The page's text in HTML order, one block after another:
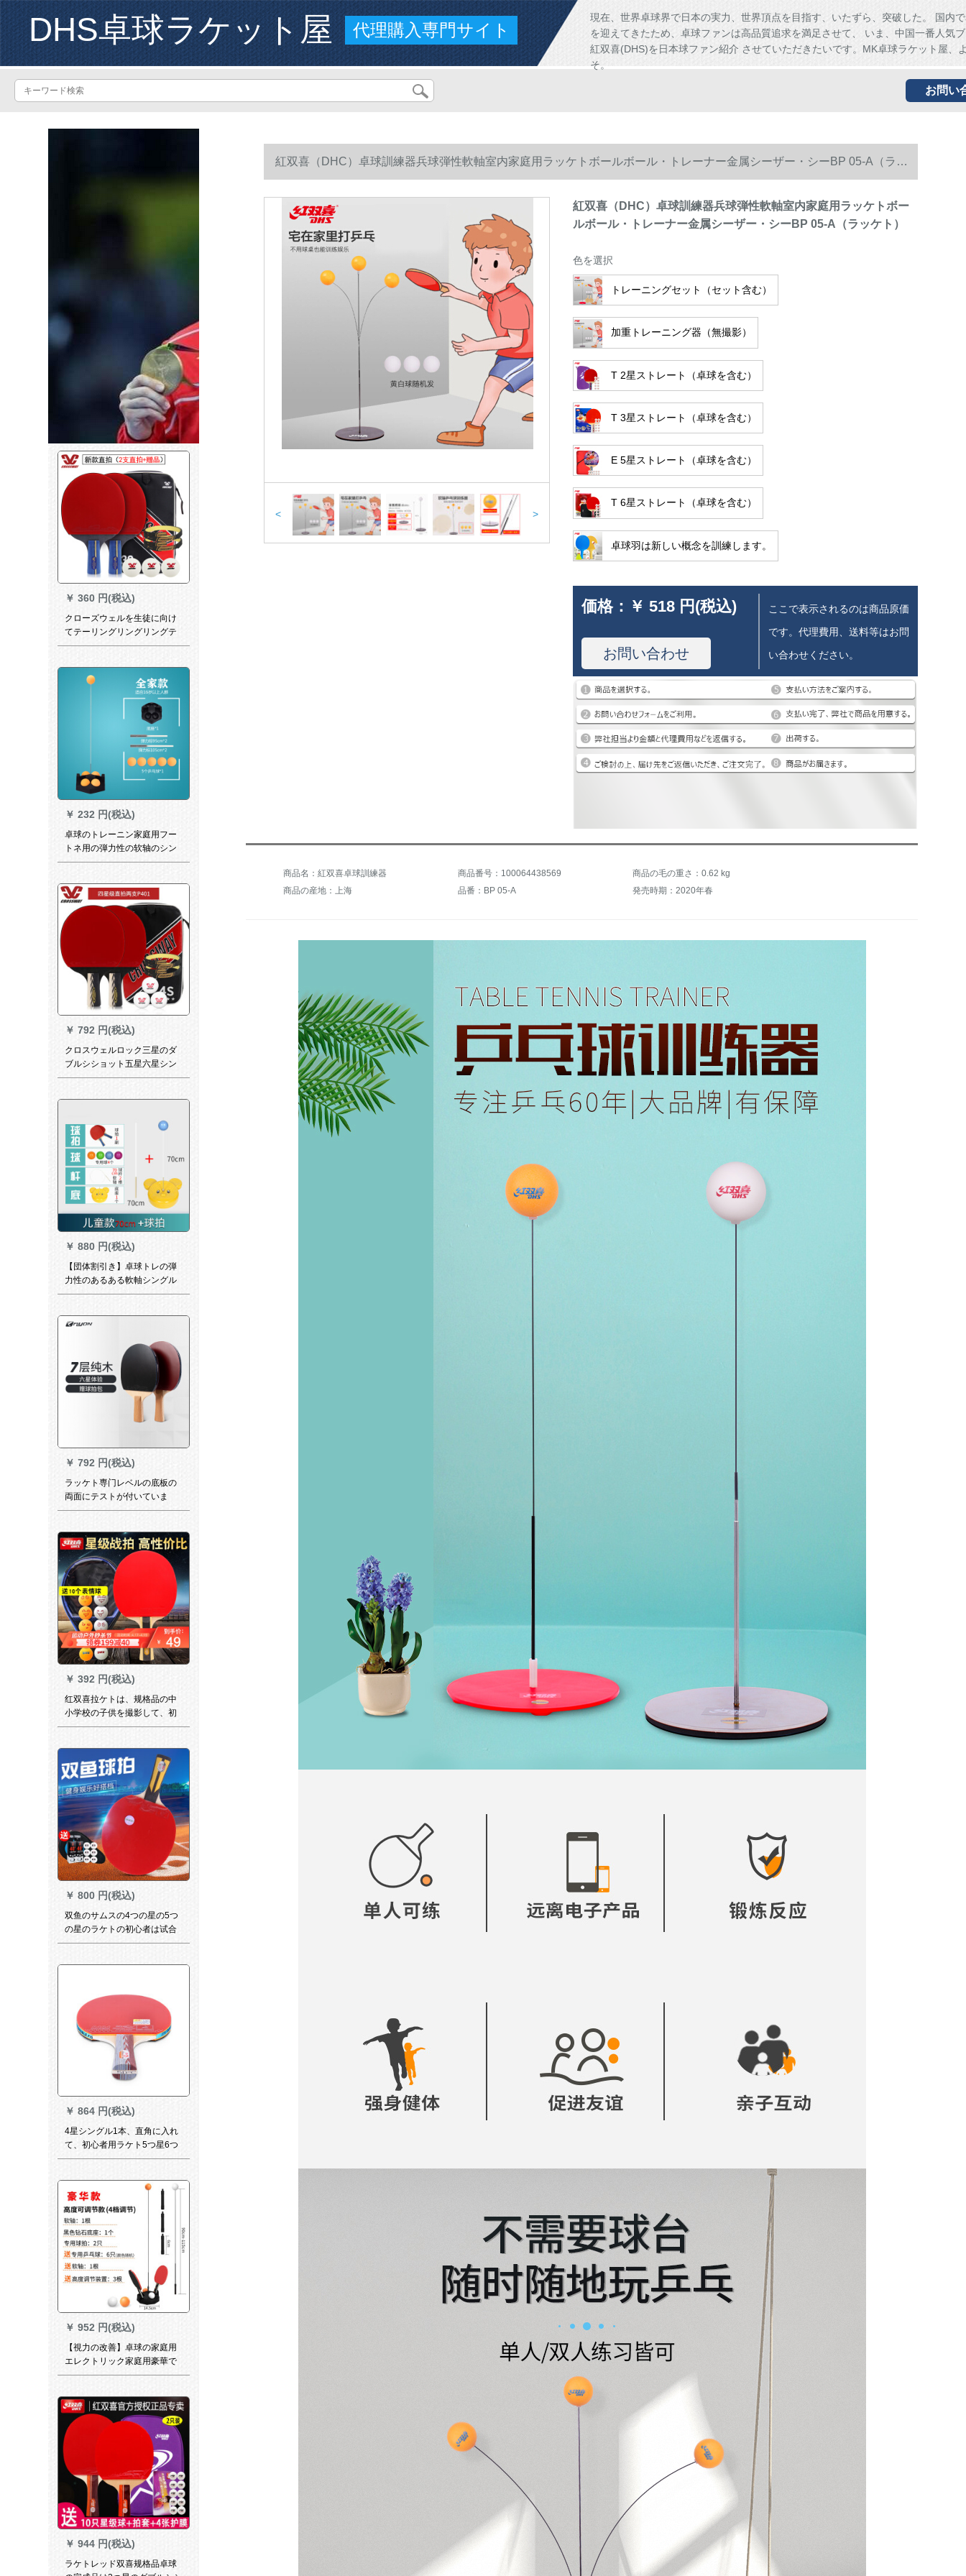
DHS卓球ラケット屋 代理購入専門サイト
現在、世界卓球界で日本の実力、世界頂点を目指す、いたずら、突破した。 国内
を迎えてきたため、卓球ファンは高品質追求を満足させて、 いま、中国一番人気
紅双喜(DHS)を日本球ファン紹介 させていただきたいです。MK卓球ラケット屋、
そ。
お問い
￥ 360 円(税込)
クローズウェルを生徒に向け
てテーリングリングリングテ
スト用卓球シュートシュート
￥ 232 円(税込)
卓球のトレーニン家庭用フー
トネ用の弾力性の软轴のシン
グはボレーの利器を训练しま
￥ 792 円(税込)
クロスウェルロック三星のダ
ブルシショット五星六星シン
グルス攻撃用シーベルトの直
￥ 880 円(税込)
【団体割引き】卓球トレの弾
力性のあるある軟軸シングル
は、近視防止オモチャラッケ
かって、付け金を供給しま
2本＋4つのボア＋ラッケト）
￥ 792 円(税込)
ラッケト専门レベルの底板の
両面にテストが付いていま
す。大人向けのトレーニング
板です。斜め柄の取り手で
す。
￥ 392 円(税込)
红双喜拉ケトは、规格品の中
小学校の子供を撮影して、初
心者に向けて、くまの逆ゴム
星を入れて、ダブルの逆ゴム
ムの単写を撮ります。
￥ 800 円(税込)
双鱼のサムスの4つの星の5つ
の星のラケトの初心者は试合
の専门の兵を训练していま
￥ 864 円(税込)
4星シングル1本、直角に入れ
て、初心者用ラケト5つ星6つ
の専门レベルの新しい4つの星
￥ 952 円(税込)
【視力の改善】卓球の家庭用
エレクトリック家庭用豪華で
大人用の写真があります。
￥ 944 円(税込)
ラケトレッド双喜规格品卓球
紅双喜（DHC）卓球訓練器兵球弾性軟軸室内家庭用ラッケトボールボール・トレーナー金属シーザー・シーBP 05-A（ラッ
ケト）
< >
紅双喜（DHC）卓球訓練器兵球弾性軟軸室内家庭用ラッケトボー
ルボール・トレーナー金属シーザー・シーBP 05-A（ラッケト）
色を選択
トレーニングセット（セット含む）
加重トレーニング器（無撮影）
T 2星ストレート（卓球を含む）
T 3星ストレート（卓球を含む）
E 5星ストレート（卓球を含む）
T 6星ストレート（卓球を含む）
卓球羽は新しい概念を訓練します。
価格： ￥ 518 円(税込)
お問い合わせ
ここで表示されるのは商品原価
です。代理費用、送料等はお問
い合わせください。
商品名：紅双喜卓球訓練器 商品番号：100064438569
商品の毛の重さ：0.62 kg
商品の産地：上海
品番：BP 05-A 発売時期：2020年春